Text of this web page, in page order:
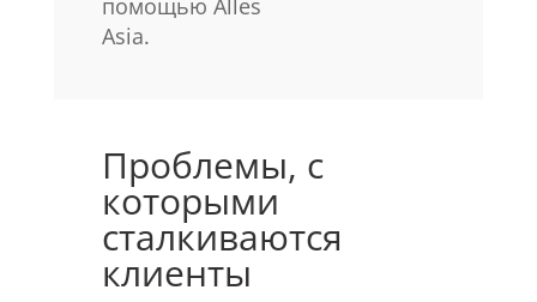
помощью Alles
Asia.
Проблемы, с
которыми
сталкиваются
клиенты